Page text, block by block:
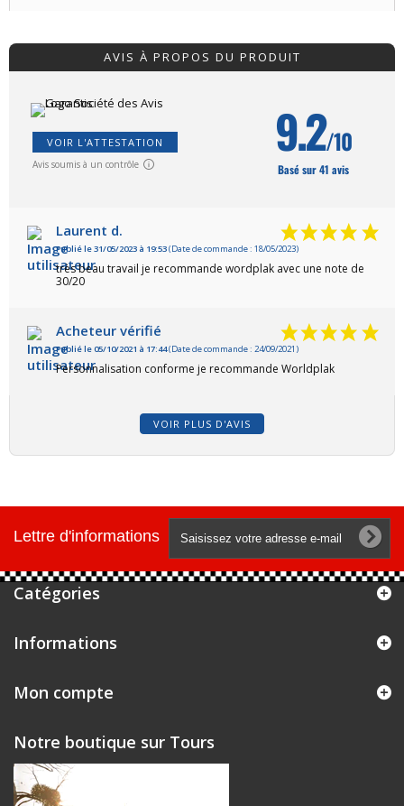
AVIS À PROPOS DU PRODUIT
VOIR L'ATTESTATION
Avis soumis à un contrôle
9.2/10
Basé sur 41 avis
Laurent d.
Publié le 31/05/2023 à 19:53(Date de commande : 18/05/2023)
très beau travail je recommande wordplak avec une note de
30/20
Acheteur vérifié
Publié le 05/10/2021 à 17:44(Date de commande : 24/09/2021)
Personnalisation conforme je recommande Worldplak
VOIR PLUS D'AVIS
Lettre d'informations
Catégories
Informations
Mon compte
Notre boutique sur Tours